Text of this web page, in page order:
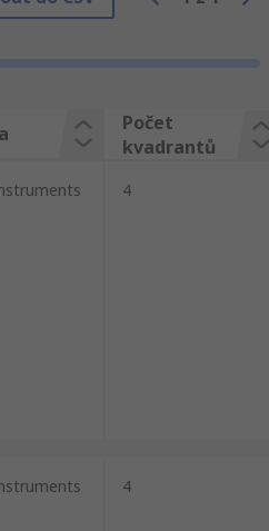
my Vám
Počet
kvadrantů
4
4